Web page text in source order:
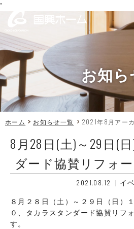
"
お知ら
ホーム お知らせ一覧 2021年8月アー
8月28日(土)～29日(
ダード協賛リフォ
2021.08.12 | イ
８月２８日（土）～２９日（日）
０、タカラスタンダード協賛リフ
す。